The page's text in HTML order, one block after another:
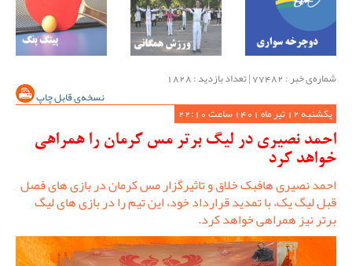
شماره‌ی خبر : ‌77482 | تعداد بازدید : 1828
نسخه‌ی قابل چاپ
یکشنبه 12 تیر ماه 1401 ساعت 22:10
احمد نصیری در لیگ برتر مس کرمان را همراهی
خواهد کرد
احمد نصیری هافبک خلاق و تاثیرگزار مس کرمان در بازی های فصل
قبل لیگ یک، با تمدید قرارداد خود، این تیم را در بازی های لیگ
برتر نیز همراهی خواهد کرد.